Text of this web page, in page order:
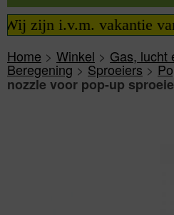
i.v.m. vakantie van
Home > Winkel > Gas, lucht
Beregening>Sproeiers>
nozzle voor pop-up